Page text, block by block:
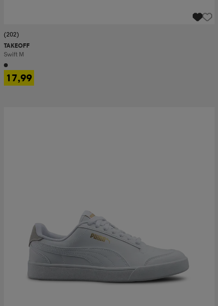
(202)
TAKEOFF
Swift M
17,99